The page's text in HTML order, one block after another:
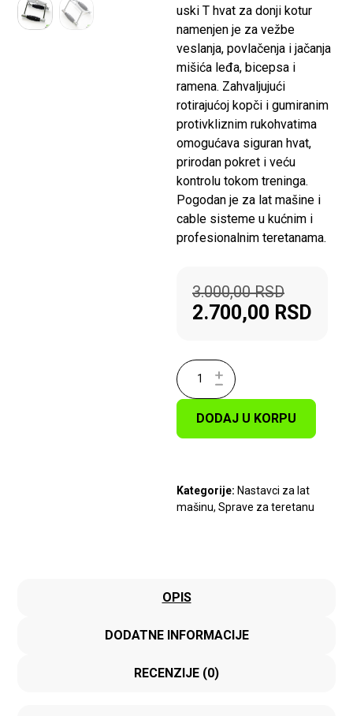
uski T hvat za donji kotur
namenjen je za vežbe
veslanja, povlačenja i jačanja
mišića leđa, bicepsa i
ramena. Zahvaljujući
rotirajućoj kopči i gumiranim
protivkliznim rukohvatima
omogućava siguran hvat,
prirodan pokret i veću
kontrolu tokom treninga.
Pogodan je za lat mašine i
cable sisteme u kućnim i
profesionalnim teretanama.
3.000,00RSD
2.700,00 RSD
DODAJ U KORPU
Kategorije: Nastavci za lat
mašinu, Sprave za teretanu
OPIS
DODATNE INFORMACIJE
RECENZIJE (0)